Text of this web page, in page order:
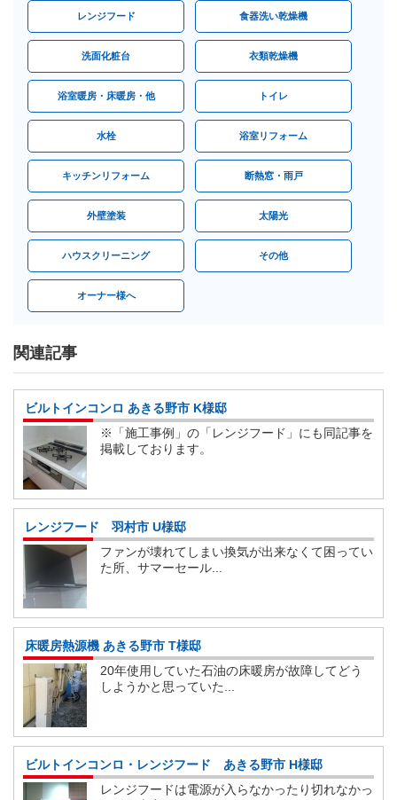
レンジフード 食器洗い乾燥機
洗面化粧台 衣類乾燥機
浴室暖房・床暖房・他 トイレ
水栓 浴室リフォーム
キッチンリフォーム 断熱窓・雨戸
外壁塗装 太陽光
ハウスクリーニング その他
オーナー様へ
関連記事
ビルトインコンロ あきる野市 K様邸
※「施工事例」の「レンジフード」にも同記事を
掲載しております。
レンジフード 羽村市 U様邸
ファンが壊れてしまい換気が出来なくて困ってい
た所、サマーセール...
床暖房熱源機 あきる野市 T様邸
20年使用していた石油の床暖房が故障してどう
しようかと思っていた...
ビルトインコンロ・レンジフード あきる野市 H様邸
レンジフードは電源が入らなかったり切れなかっ